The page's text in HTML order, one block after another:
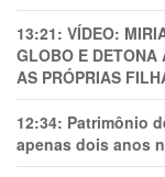
13:21: VÍDEO:
GLOBO E DETONA
AS PRÓPRIAS
12:34: Patrimônio
apenas dois anos